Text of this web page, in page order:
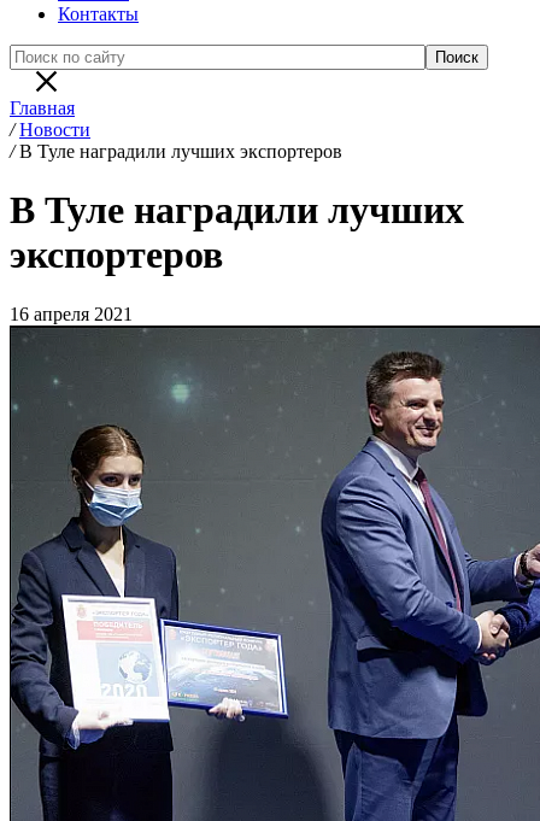
Контакты
Главная
/ Новости
/ В Туле наградили лучших экспортеров
В Туле наградили лучших
экспортеров
16 апреля 2021